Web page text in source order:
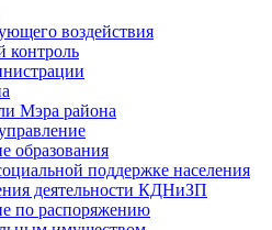
воздействия
Мэра района
образования
поддержке населения
деятельности КДНиЗП
по распоряжению